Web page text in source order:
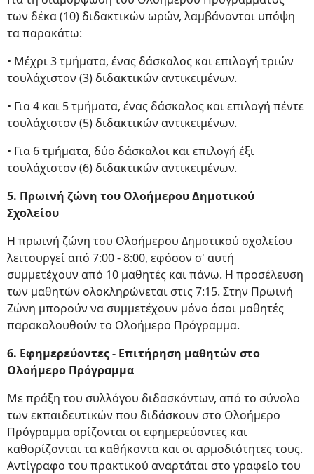
των δέκα (10) διδακτικών ωρών, λαμβάνονται υπόψη
τα παρακάτω:
• Μέχρι 3 τμήματα, ένας δάσκαλος και επιλογή τριών
τουλάχιστον (3) διδακτικών αντικειμένων.
• Για 4 και 5 τμήματα, ένας δάσκαλος και επιλογή πέντε
τουλάχιστον (5) διδακτικών αντικειμένων.
• Για 6 τμήματα, δύο δάσκαλοι και επιλογή έξι
τουλάχιστον (6) διδακτικών αντικειμένων.
5. Πρωινή ζώνη του Ολοήμερου Δημοτικού
Σχολείου
Η πρωινή ζώνη του Ολοήμερου Δημοτικού σχολείου
λειτουργεί από 7:00 - 8:00, εφόσον σ' αυτή
συμμετέχουν από 10 μαθητές και πάνω. Η προσέλευση
των μαθητών ολοκληρώνεται στις 7:15. Στην Πρωινή
Ζώνη μπορούν να συμμετέχουν μόνο όσοι μαθητές
παρακολουθούν το Ολοήμερο Πρόγραμμα.
6. Εφημερεύοντες - Επιτήρηση μαθητών στο
Ολοήμερο Πρόγραμμα
Με πράξη του συλλόγου διδασκόντων, από το σύνολο
των εκπαιδευτικών που διδάσκουν στο Ολοήμερο
Πρόγραμμα ορίζονται οι εφημερεύοντες και
καθορίζονται τα καθήκοντα και οι αρμοδιότητες τους.
Αντίγραφο του πρακτικού αναρτάται στο γραφείο του